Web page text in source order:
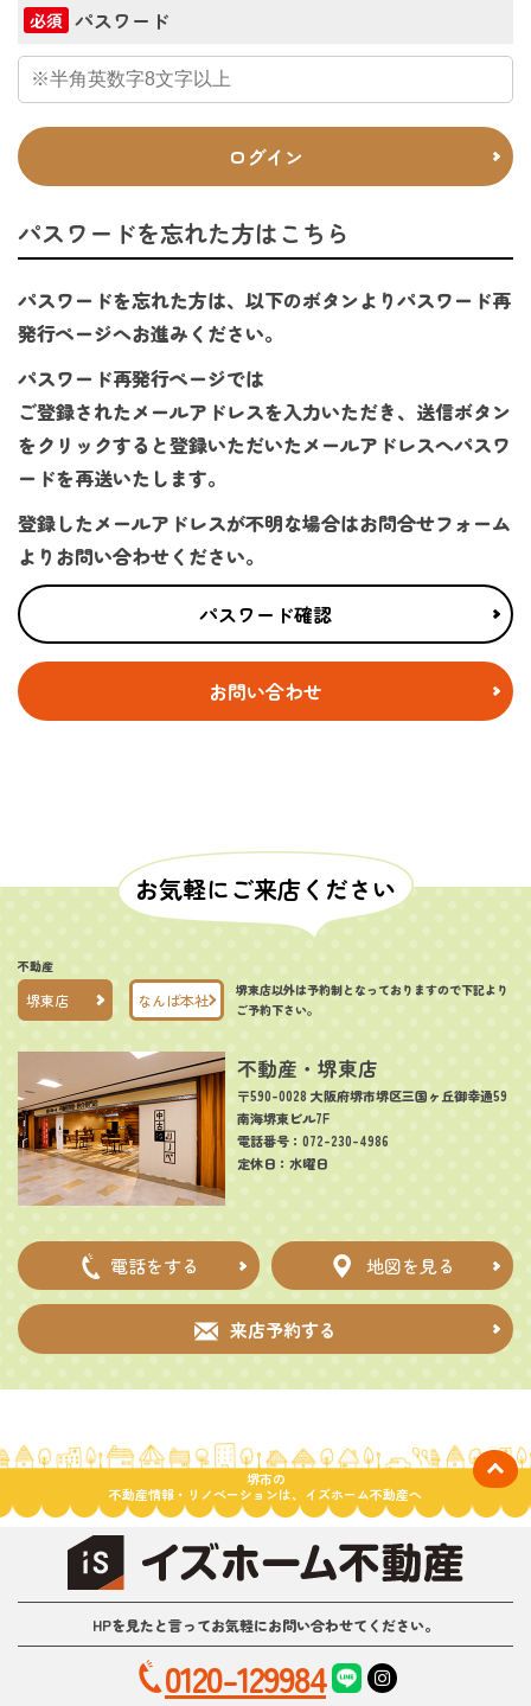
必須 パスワード
ログイン
パスワードを忘れた方はこちら
パスワードを忘れた方は、以下のボタンよりパスワード再
発行ページへお進みください。
パスワード再発行ページでは
ご登録されたメールアドレスを入力いただき、送信ボタン
をクリックすると登録いただいたメールアドレスへパスワ
ードを再送いたします。
登録したメールアドレスが不明な場合はお問合せフォーム
よりお問い合わせください。
パスワード確認
お問い合わせ
お気軽にご来店ください
不動産
堺東店 なんば本社
堺東店以外は予約制となっておりますので下記より
ご予約下さい。
不動産・堺東店
〒590-0028 大阪府堺市堺区三国ヶ丘御幸通59
南海堺東ビル7F
電話番号：072-230-4986
定休日：水曜日
電話をする 地図を見る
来店予約する
堺市の
不動産情報・リノベーションは、イズホーム不動産へ
HPを見たと言ってお気軽にお問い合わせてください。
0120-129984